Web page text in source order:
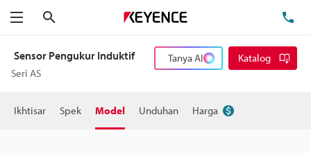
Menu
Sensor Pengukur Induktif
Seri AS
Tanya AI Katalog
Ikhtisar Spek Model Unduhan Harga